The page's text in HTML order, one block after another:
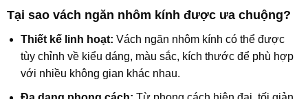
Tại sao vách ngăn nhôm kính được ưa chuộng?
Thiết kế linh hoạt: Vách ngăn nhôm kính có thể được
tùy chỉnh về kiểu dáng, màu sắc, kích thước để phù hợp
với nhiều không gian khác nhau.